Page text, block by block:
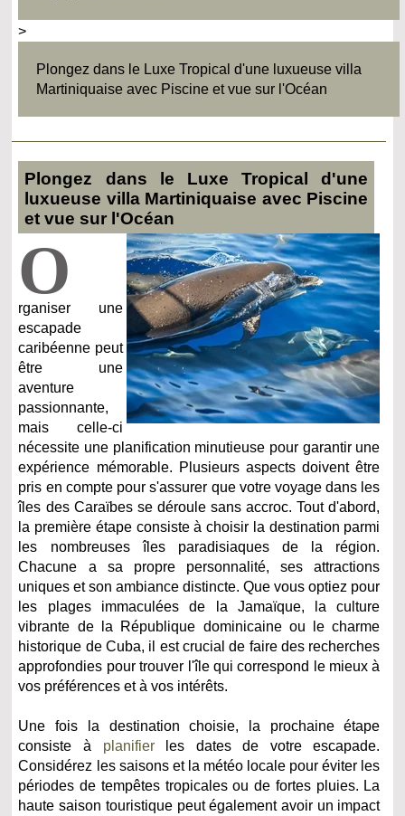
>
Plongez dans le Luxe Tropical d'une luxueuse villa
Martiniquaise avec Piscine et vue sur l'Océan
Plongez dans le Luxe Tropical d'une
luxueuse villa Martiniquaise avec Piscine
et vue sur l'Océan
O
rganiser une
escapade
caribéenne peut
être une
aventure
passionnante,
mais celle-ci
nécessite une planification minutieuse pour garantir une
expérience mémorable. Plusieurs aspects doivent être
pris en compte pour s'assurer que votre voyage dans les
îles des Caraïbes se déroule sans accroc. Tout d'abord,
la première étape consiste à choisir la destination parmi
les nombreuses îles paradisiaques de la région.
Chacune a sa propre personnalité, ses attractions
uniques et son ambiance distincte. Que vous optiez pour
les plages immaculées de la Jamaïque, la culture
vibrante de la République dominicaine ou le charme
historique de Cuba, il est crucial de faire des recherches
approfondies pour trouver l'île qui correspond le mieux à
vos préférences et à vos intérêts.
Une fois la destination choisie, la prochaine étape
consiste à planifierles dates de votre escapade.
Considérez les saisons et la météo locale pour éviter les
périodes de tempêtes tropicales ou de fortes pluies. La
haute saison touristique peut également avoir un impact